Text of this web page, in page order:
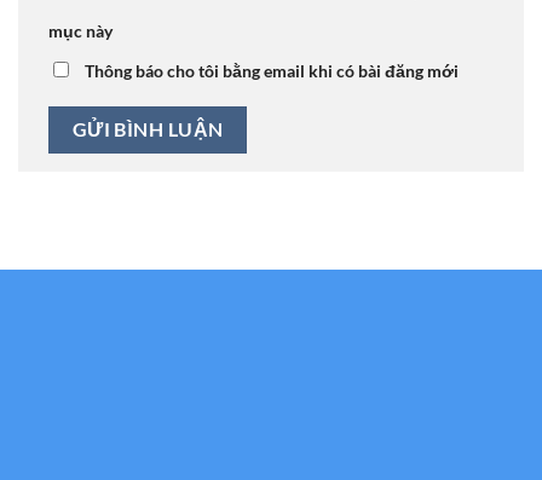
mục này
Thông báo cho tôi bằng email khi có bài đăng mới